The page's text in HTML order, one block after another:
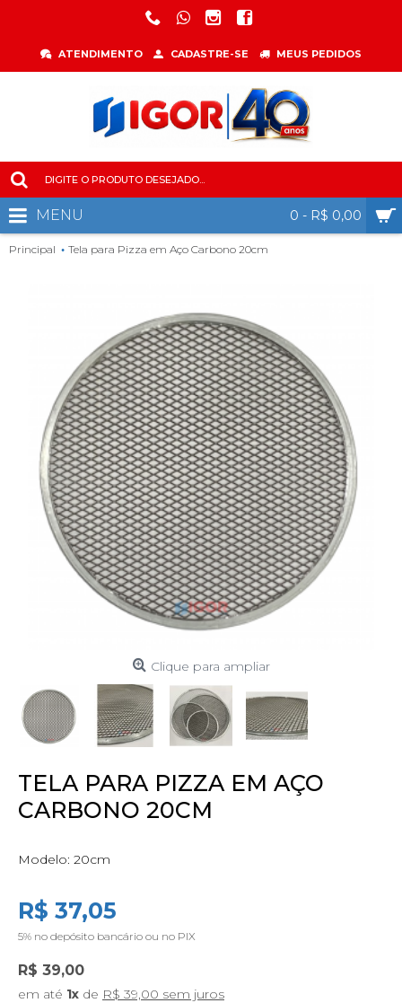
ATENDIMENTO CADASTRE-SE MEUS PEDIDOS
0 - R$ 0,00
MENU
Principal Tela para Pizza em Aço Carbono 20cm
Clique para ampliar
TELA PARA PIZZA EM AÇO
CARBONO 20CM
Modelo: 20cm
R$ 37,05
5% no depósito bancário ou no PIX
R$ 39,00
em até 1x de R$ 39,00 sem juros